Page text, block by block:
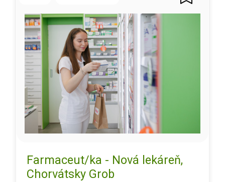
Farmaceut/ka - Nová lekáreň,
Chorvátsky Grob